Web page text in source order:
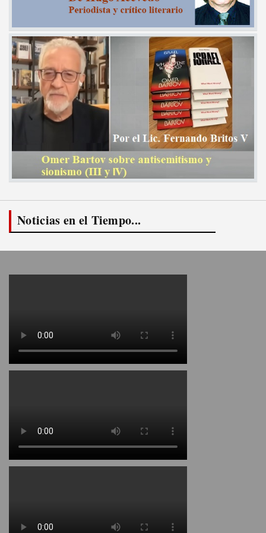
Noticias en el Tiempo...